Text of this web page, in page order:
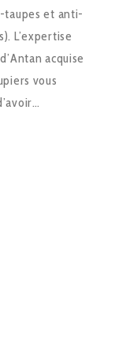
taupes et anti-
L’expertise
acquise
vous